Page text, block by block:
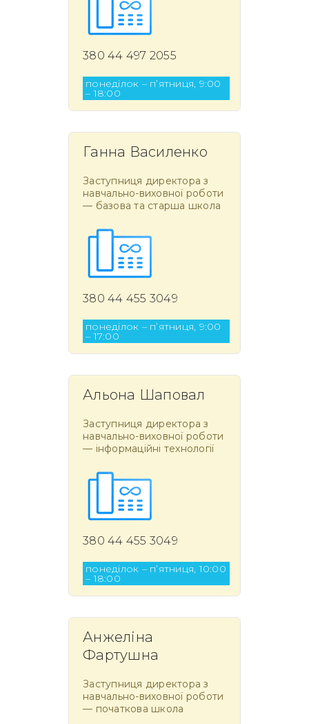
380 44 497 2055
понеділок – п’ятниця, 9:00
– 18:00
Ганна Василенко
Заступниця директора з
навчально-виховної роботи
— базова та старша школа
380 44 455 3049
понеділок – п’ятниця, 9:00
– 17:00
Альона Шаповал
Заступниця директора з
навчально-виховної роботи
— інформаційні технології
380 44 455 3049
понеділок – п’ятниця, 10:00
– 18:00
Анжеліна
Фартушна
Заступниця директора з
навчально-виховної роботи
— початкова школа